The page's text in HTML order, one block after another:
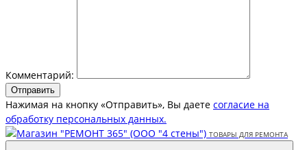
Комментарий:
Отправить
Нажимая на кнопку «Отправить», Вы даете согласие на
обработку персональных данных.